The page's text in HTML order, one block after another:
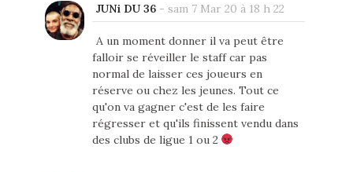
JUNi DU 36- sam 7 Mar 20 à 18 h 22
A un moment donner il va peut être
falloir se réveiller le staff car pas
normal de laisser ces joueurs en
réserve ou chez les jeunes. Tout ce
qu'on va gagner c'est de les faire
régresser et qu'ils finissent vendu dans
des clubs de ligue 1 ou 2